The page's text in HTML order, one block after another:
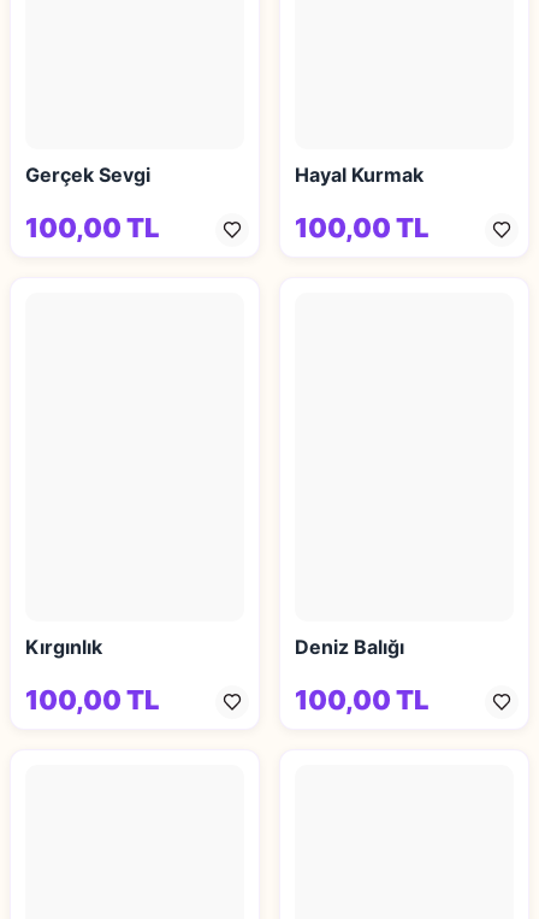
Gerçek Sevgi
100,00 TL
Hayal Kurmak
100,00 TL
Kırgınlık
100,00 TL
Deniz Balığı
100,00 TL